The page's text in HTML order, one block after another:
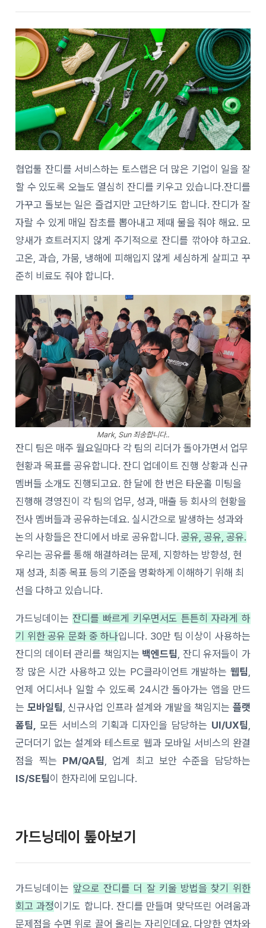
협업툴 잔디를 서비스하는 토스랩은 더 많은 기업이 일을 잘
할 수 있도록 오늘도 열심히 잔디를 키우고 있습니다.잔디를
가꾸고 돌보는 일은 즐겁지만 고단하기도 합니다. 잔디가 잘
자랄 수 있게 매일 잡초를 뽑아내고 제때 물을 줘야 해요. 모
양새가 흐트러지지 않게 주기적으로 잔디를 깎아야 하고요.
고온, 과습, 가뭄, 냉해에 피해입지 않게 세심하게 살피고 꾸
준히 비료도 줘야 합니다.
Mark, Sun 죄송합니다..
잔디 팀은 매주 월요일마다 각 팀의 리더가 돌아가면서 업무
현황과 목표를 공유합니다. 잔디 업데이트 진행 상황과 신규
멤버들 소개도 진행되고요. 한 달에 한 번은 타운홀 미팅을
진행해 경영진이 각 팀의 업무, 성과, 매출 등 회사의 현황을
전사 멤버들과 공유하는데요. 실시간으로 발생하는 성과와
논의 사항들은 잔디에서 바로 공유합니다.공유, 공유, 공유.
우리는 공유를 통해 해결하려는 문제, 지향하는 방향성, 현
재 성과, 최종 목표 등의 기준을 명확하게 이해하기 위해 최
선을 다하고 있습니다.
가드닝데이는잔디를 빠르게 키우면서도 튼튼히 자라게 하
기 위한 공유 문화 중 하나입니다. 30만 팀 이상이 사용하는
잔디의 데이터 관리를 책임지는 백엔드팀 잔디 유저들이 가
장 많은 시간 사용하고 있는 PC클라이언트 개발하는 웹팀
언제 어디서나 일할 수 있도록 24시간 돌아가는 앱을 만드
는 모바일팀 , 신규사업 인프라 설계와 개발을 책임지는 플랫
폼팀, 모든 서비스의 기획과 디자인을 담당하는 UI/UX팀
군더더기 없는 설계와 테스트로 웹과 모바일 서비스의 완결
점을 찍는 PM/QA팀 , 업계 최고 보안 수준을 담당하는
IS/SE팀이 한자리에 모입니다.
가드닝데이 톺아보기
가드닝데이는 앞으로 잔디를 더 잘 키울 방법을 찾기 위한
회고 과정이기도 합니다. 잔디를 만들며 맞닥뜨린 어려움과
문제점을 수면 위로 끌어 올리는 자리인데요. 다양한 연차와